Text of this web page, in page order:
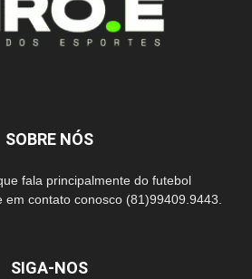
SOBRE NÓS
fala principalmente do futebol
em contato conosco (81)99409.9443.
SIGA-NOS